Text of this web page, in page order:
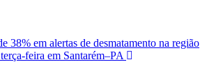
38% em alertas de desmatamento na região
feira em Santarém–PA